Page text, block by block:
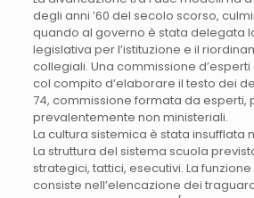
degli anni ’60 del secolo scorso,
quando al governo è stata delegata
legislativa per l’istituzione e il
collegiali. Una commissione
col compito d’elaborare il testo dei
74, commissione formata da esperti,
prevalentemente non ministeriali.
La cultura sistemica è stata insufflata
La struttura del sistema scuola
strategici, tattici, esecutivi. La
consiste nell’elencazione dei